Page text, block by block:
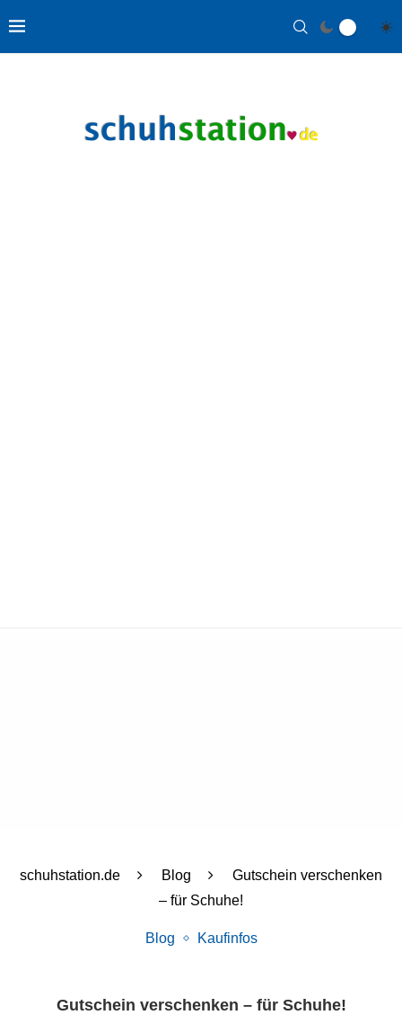
schuhstation.de Blog
Gutschein verschenken
– für Schuhe!
Blog Kaufinfos
Gutschein verschenken – für Schuhe!